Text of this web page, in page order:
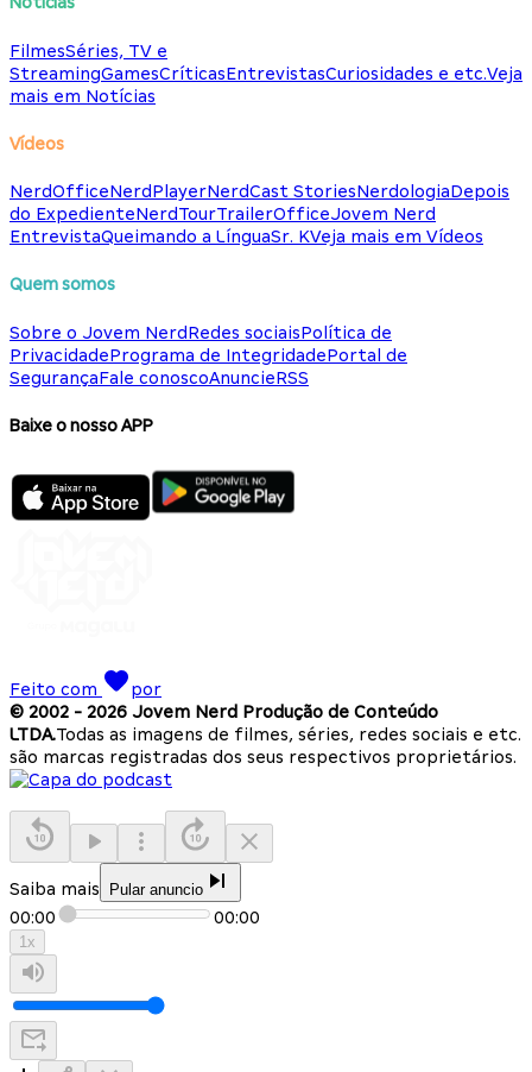
FilmesSéries, TV e
StreamingGamesCríticasEntrevistasCuriosidades e etc.Veja
mais em Notícias
Vídeos
NerdOfficeNerdPlayerNerdCast StoriesNerdologiaDepois
do ExpedienteNerdTourTrailerOfficeJovem Nerd
EntrevistaQueimando a LínguaSr. KVeja mais em Vídeos
Quem somos
Sobre o Jovem NerdRedes sociaisPolítica de
PrivacidadePrograma de IntegridadePortal de
SegurançaFale conoscoAnuncieRSS
Baixe o nosso APP
Feito com
por
© 2002 - 2026 Jovem Nerd Produção de Conteúdo
LTDA.Todas as imagens de filmes, séries, redes sociais e etc.
são marcas registradas dos seus respectivos proprietários.
Saiba mais Pular anuncio
00:00 00:00
1x